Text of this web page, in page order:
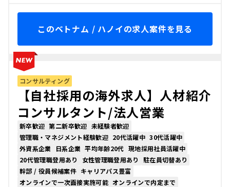
このベトナム / ハノイの求人案件を見る
コンサルティング
【自社採用の海外求人】人材紹介
コンサルタント/法人営業
新卒歓迎 第二新卒歓迎 未経験者歓迎
管理職・マネジメント経験歓迎 20代活躍中 30代活躍中
外資系企業
日系企業 平均年齢20代 現地採用社員活躍中
20代管理職登用あり
女性管理職登用あり
駐在員切替あり
幹部 / 役員候補案件 キャリアパス豊富
オンラインで一次面接実施可能 オンラインで内定まで